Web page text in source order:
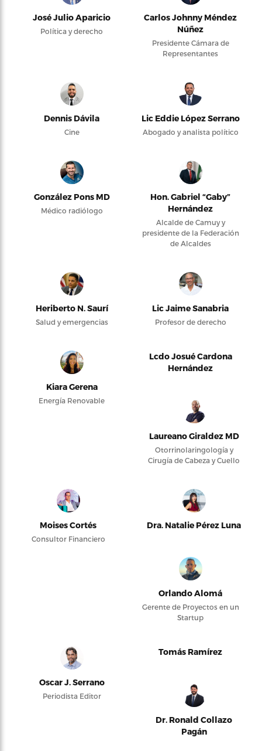
José Julio Aparicio
Política y derecho
Carlos Johnny Méndez
Núñez
Presidente Cámara de
Representantes
Dennis Dávila
Cine
Lic Eddie López Serrano
Abogado y analista político
González Pons MD
Médico radiólogo
Hon. Gabriel “Gaby”
Hernández
Alcalde de Camuy y
presidente de la Federación
de Alcaldes
Heriberto N. Saurí
Salud y emergencias
Lic Jaime Sanabria
Profesor de derecho
Kiara Gerena
Energía Renovable
Lcdo Josué Cardona
Hernández
Laureano Giraldez MD
Otorrinolaringología y
Cirugía de Cabeza y Cuello
Moises Cortés
Consultor Financiero
Dra. Natalie Pérez Luna
Orlando Alomá
Gerente de Proyectos en un
Startup
Oscar J. Serrano
Periodista Editor
Tomás Ramírez
Dr. Ronald Collazo
Pagán